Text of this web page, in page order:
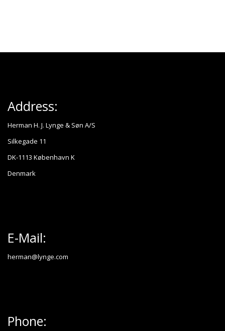
Address:
Herman H. J. Lynge & Søn A/S
Silkegade 11
DK-1113 København K
Denmark
E-Mail:
herman@lynge.com
Phone: